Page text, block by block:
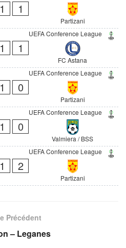
1 1
Partizani
UEFA Conference League
1 1
FC Astana
UEFA Conference League
1 0
Partizani
UEFA Conference League
1 0
Valmiera / BSS
UEFA Conference League
1 2
Partizani
Précédent
– Leganes